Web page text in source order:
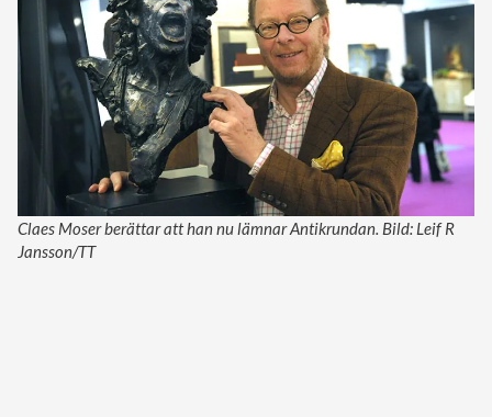
Claes Moser berättar att han nu lämnar Antikrundan. Bild: Leif R
Jansson/TT